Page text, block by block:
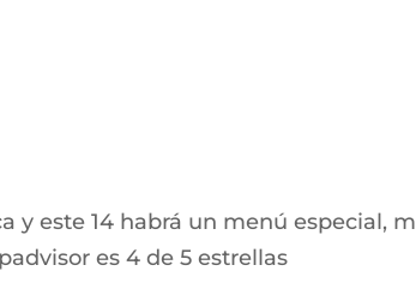
y este 14 habrá un menú especial, m
es 4 de 5 estrellas